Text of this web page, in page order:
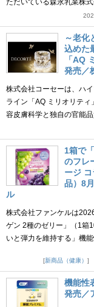
ただいている森永乳業株
～老
込めた
「AQ
発売／
株式会社コーセーは、ハ
ライン「AQ ミリオリテ
容皮膚科学と独自の官能
1箱で
のフレ
ージ
品）8
ル
株式会社ファンケルは
ゲン 2種のゼリー」（1箱
いと弾力を維持する」機
新商品（健康）
機能性
発売／